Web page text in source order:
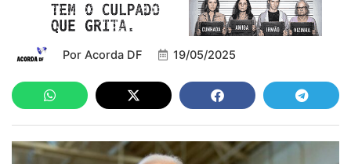
Por Acorda DF 19/05/2025